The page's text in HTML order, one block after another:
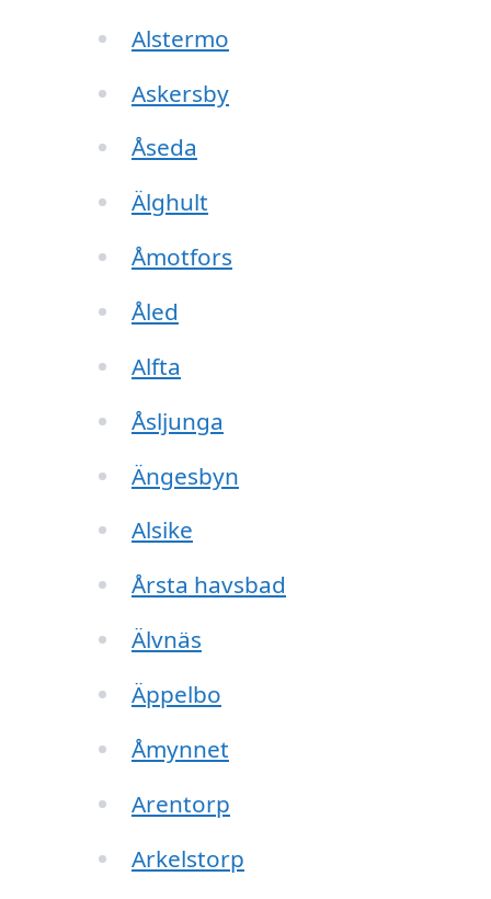
Alstermo
Askersby
Åseda
Älghult
Åmotfors
Åled
Alfta
Åsljunga
Ängesbyn
Alsike
Årsta havsbad
Älvnäs
Äppelbo
Åmynnet
Arentorp
Arkelstorp